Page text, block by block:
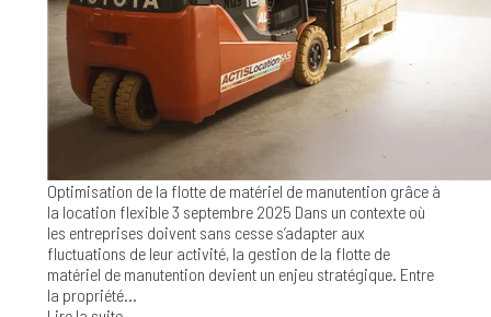
Optimisation de la flotte de matériel de manutention grâce à
la location flexible3 septembre 2025 Dans un contexte où
les entreprises doivent sans cesse s’adapter aux
fluctuations de leur activité, la gestion de la flotte de
matériel de manutention devient un enjeu stratégique. Entre
la propriété...